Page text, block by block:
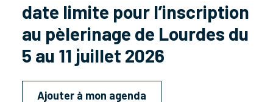
date limite pour l’inscription
au pèlerinage de Lourdes du
5 au 11 juillet 2026
Ajouter à mon agenda